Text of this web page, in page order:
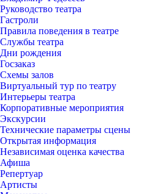
Руководство театра
Гастроли
Правила поведения в театре
Службы театра
Дни рождения
Госзаказ
Схемы залов
Виртуальный тур по театру
Интерьеры театра
Корпоративные мероприятия
Экскурсии
Технические параметры сцены
Открытая информация
Независимая оценка качества
Афиша
Репертуар
Артисты